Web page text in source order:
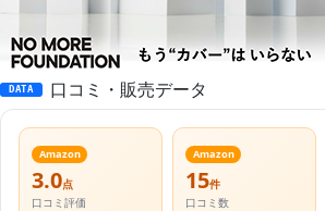
DATA 口コミ・販売データ
Amazon
3.0点
口コミ評価
Amazon
15件
口コミ数